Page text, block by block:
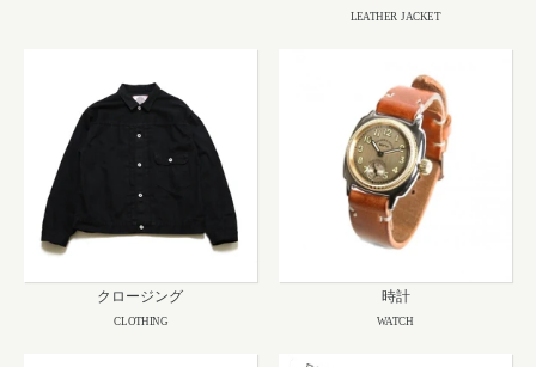
LEATHER JACKET
クロージング
CLOTHING
時計
WATCH